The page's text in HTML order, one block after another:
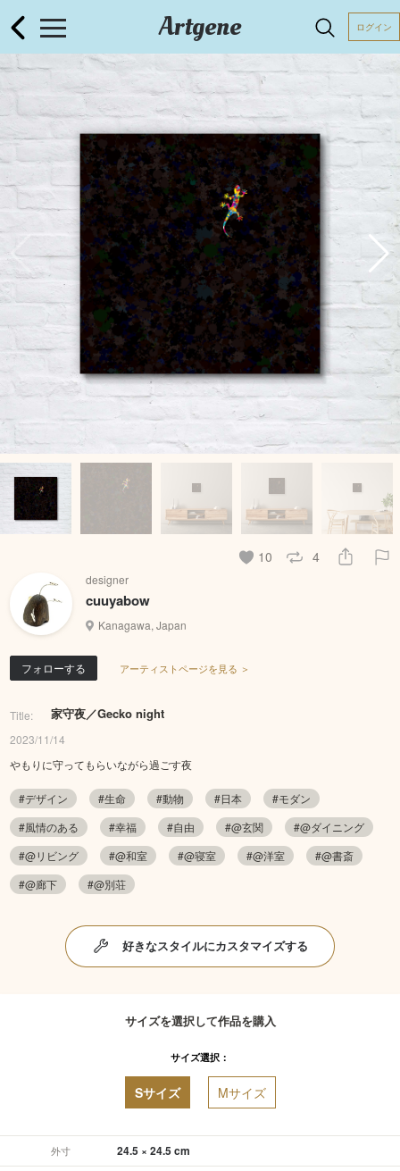
Artgene ログイン
10 4
designer
cuuyabow
Kanagawa, Japan
フォローする アーティストページを見る ＞
Title: 家守夜／Gecko night
2023/11/14
やもりに守ってもらいながら過ごす夜
#デザイン #生命 #動物 #日本
#モダン
#風情のある
#幸福 #自由 #@玄関
#@ダイニング
#@リビング
#@和室 #@寝室 #@洋室
#@書斎
#@廊下
#@別荘
好きなスタイルにカスタマイズする
サイズを選択して作品を購入
サイズ選択：
Sサイズ Mサイズ
外寸 24.5 × 24.5 cm